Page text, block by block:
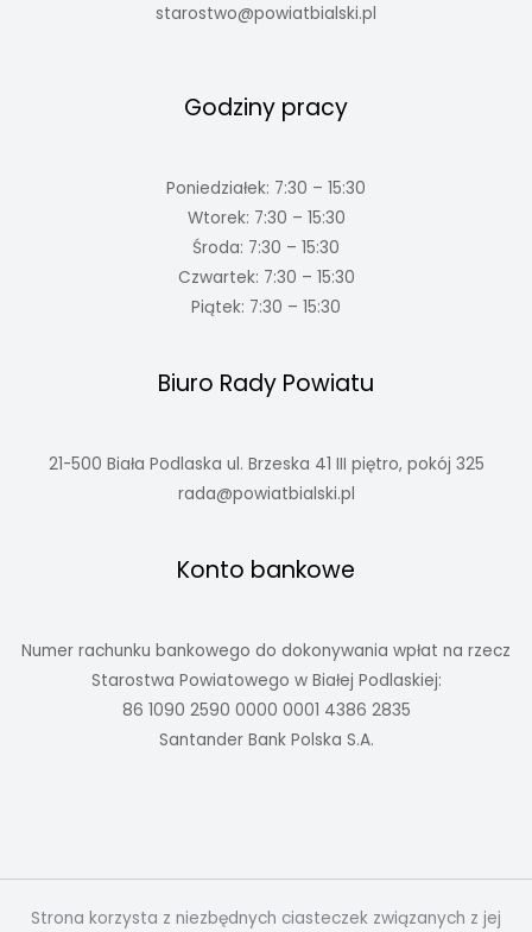
starostwo@powiatbialski.pl
Godziny pracy
Poniedziałek: 7:30 – 15:30
Wtorek: 7:30 – 15:30
Środa: 7:30 – 15:30
Czwartek: 7:30 – 15:30
Piątek: 7:30 – 15:30
Biuro Rady Powiatu
21-500 Biała Podlaska ul. Brzeska 41 III piętro, pokój 325
rada@powiatbialski.pl
Konto bankowe
Numer rachunku bankowego do dokonywania wpłat na rzecz
Starostwa Powiatowego w Białej Podlaskiej:
86 1090 2590 0000 0001 4386 2835
Santander Bank Polska S.A.
Strona korzysta z niezbędnych ciasteczek związanych z jej